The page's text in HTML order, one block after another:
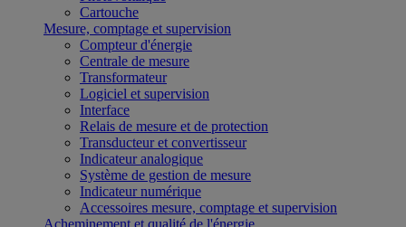
Cartouche
Mesure, comptage et supervision
Compteur d'énergie
Centrale de mesure
Transformateur
Logiciel et supervision
Interface
Relais de mesure et de protection
Transducteur et convertisseur
Indicateur analogique
Système de gestion de mesure
Indicateur numérique
Accessoires mesure, comptage et supervision
Acheminement et qualité de l'énergie